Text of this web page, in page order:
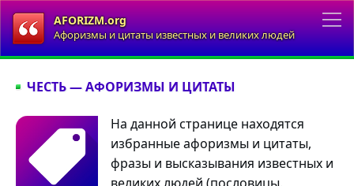
AFORIZM.org
Афоризмы и цитаты известных и великих людей
ЧЕСТЬ — АФОРИЗМЫ И ЦИТАТЫ
На данной странице находятся
избранные афоризмы и цитаты,
фразы и высказывания известных и